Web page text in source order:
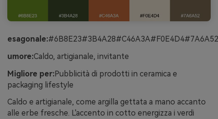
esagonale:#6B8E23#3B4A28#C46A3A#F0E4D4#7A6A52
umore:Caldo, artigianale, invitante
Migliore per:Pubblicità di prodotti in ceramica e
packaging lifestyle
Caldo e artigianale, come argilla gettata a mano accanto
alle erbe fresche. L'accento in cotto energizza i verdi